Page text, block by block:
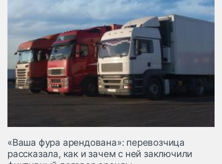
«Ваша фура арендована»: перевозчица
рассказала, как и зачем с ней заключили